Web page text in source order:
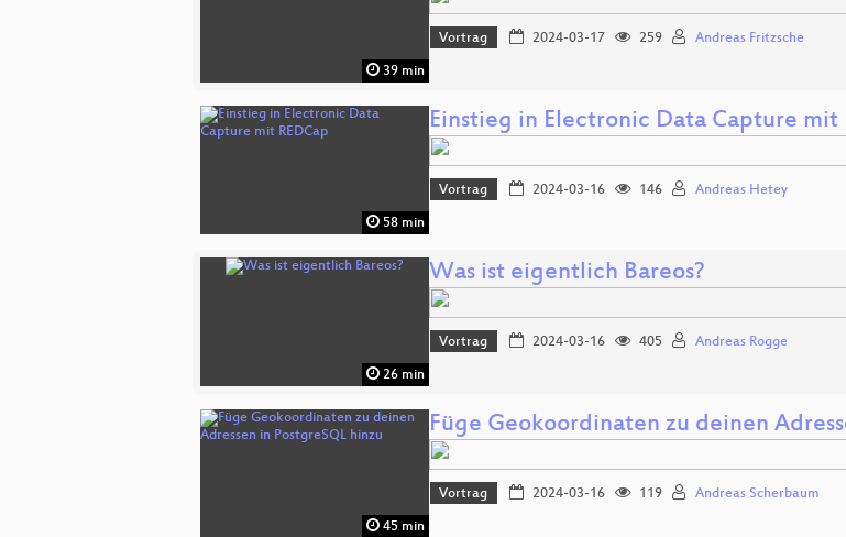
39 min
Vortrag 2024-03-17 259 Andreas Fritzsche
58 min
Einstieg in Electronic Data Capture mit
Vortrag 2024-03-16 146 Andreas Hetey
26 min
Was ist eigentlich Bareos?
Vortrag 2024-03-16 405 Andreas Rogge
45 min
Füge Geokoordinaten zu deinen
Vortrag 2024-03-16 119 Andreas Scherbaum